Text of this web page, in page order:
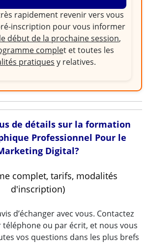
rapidement revenir vers vous
inscription pour vous informer
début de la prochaine session,
complet et toutes les
pratiques y relatives.
de détails sur la formation
Professionnel Pour le
Digital?
complet, tarifs, modalités
d'inscription)
d’échanger avec vous. Contactez
ou par écrit, et nous vous
vos questions dans les plus brefs